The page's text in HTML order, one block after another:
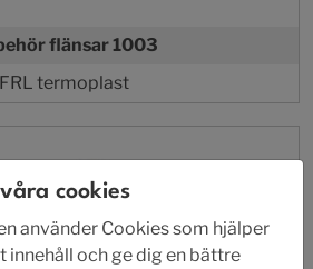
flänsar 1003
FRL termoplast
cookies
använder Cookies som hjälper
innehåll och ge dig en bättre